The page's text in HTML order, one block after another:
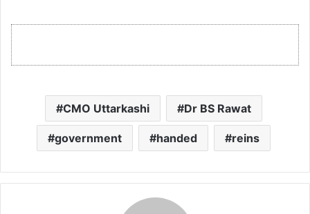
CMO Uttarkashi Dr BS Rawat
government handed reins